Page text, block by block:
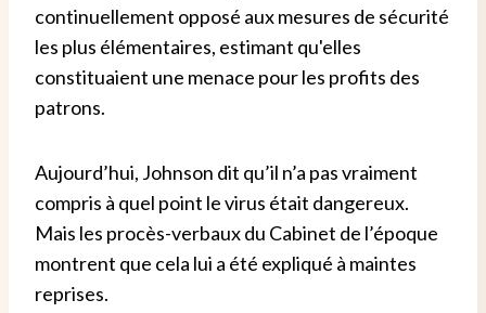
continuellement opposé aux mesures de sécurité
les plus élémentaires, estimant qu'elles
constituaient une menace pour les profits des
patrons.
Aujourd’hui, Johnson dit qu’il n’a pas vraiment
compris à quel point le virus était dangereux.
Mais les procès-verbaux du Cabinet de l’époque
montrent que cela lui a été expliqué à maintes
reprises.